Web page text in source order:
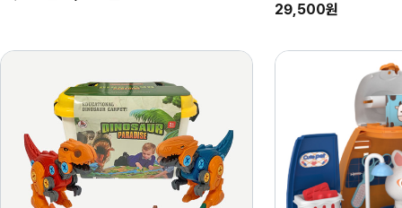
29,500원